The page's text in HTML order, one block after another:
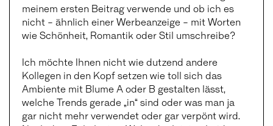
meinem ersten Beitrag verwende und ob ich es
nicht – ähnlich einer Werbeanzeige – mit Worten
wie Schönheit, Romantik oder Stil umschreibe?
Ich möchte Ihnen nicht wie dutzend andere
Kollegen in den Kopf setzen wie toll sich das
Ambiente mit Blume A oder B gestalten lässt,
welche Trends gerade „in“ sind oder was man ja
gar nicht mehr verwendet oder gar verpönt wird.